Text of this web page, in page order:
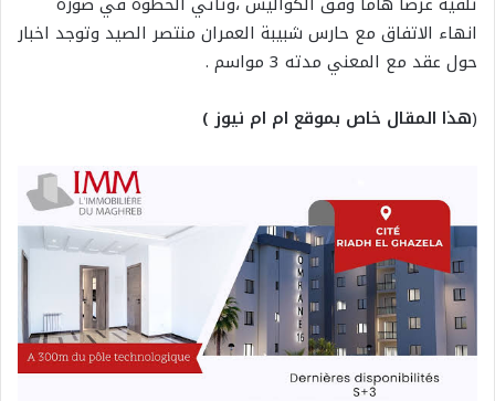
انهاء الاتفاق مع حارس شبيبة العمران منتصر الصيد وتوجد اخبار
حول عقد مع المعني مدته 3 مواسم .
(هذا المقال خاص بموقع ام ام نيوز )